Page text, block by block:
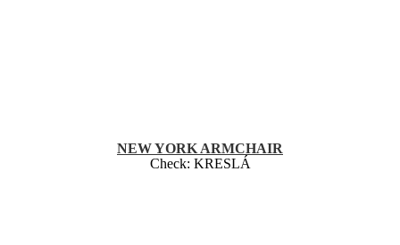
NEW YORK ARMCHAIR
Check: KRESLÁ